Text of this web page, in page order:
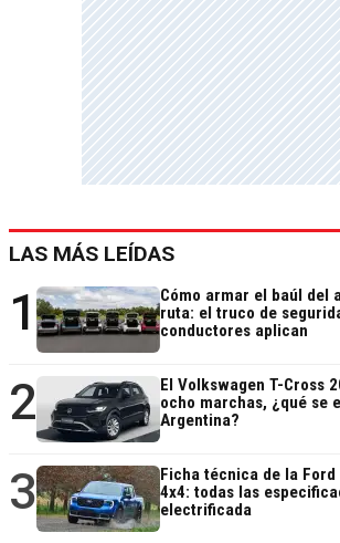
LAS MÁS LEÍDAS
1
Cómo armar el baúl del
ruta: el truco de
conductores aplican
2
El Volkswagen T-Cross
ocho marchas, ¿qué se
Argentina?
3
Ficha técnica de la
4x4: todas las
electrificada